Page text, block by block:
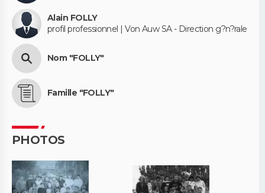
Alain FOLLY
profil professionnel | Von Auw SA - Direction g?n?rale
Nom "FOLLY"
Famille "FOLLY"
PHOTOS